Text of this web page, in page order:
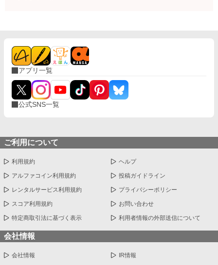
アプリ一覧
公式SNS一覧
ご利用について
利用規約 ヘルプ
アルファコイン利用規約 投稿ガイドライン
レンタルサービス利用規約 プライバシーポリシー
スコア利用規約 お問い合わせ
特定商取引法に基づく表示 利用者情報の外部送信について
会社情報
会社情報 IR情報